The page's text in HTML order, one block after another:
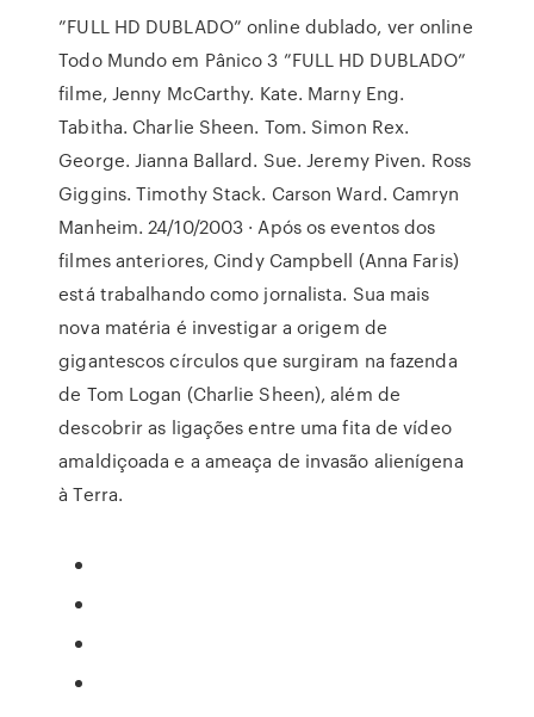
”FULL HD DUBLADO” online dublado, ver online
Todo Mundo em Pânico 3 ”FULL HD DUBLADO”
filme, Jenny McCarthy. Kate. Marny Eng.
Tabitha. Charlie Sheen. Tom. Simon Rex.
George. Jianna Ballard. Sue. Jeremy Piven. Ross
Giggins. Timothy Stack. Carson Ward. Camryn
Manheim. 24/10/2003 · Após os eventos dos
filmes anteriores, Cindy Campbell (Anna Faris)
está trabalhando como jornalista. Sua mais
nova matéria é investigar a origem de
gigantescos círculos que surgiram na fazenda
de Tom Logan (Charlie Sheen), além de
descobrir as ligações entre uma fita de vídeo
amaldiçoada e a ameaça de invasão alienígena
à Terra.